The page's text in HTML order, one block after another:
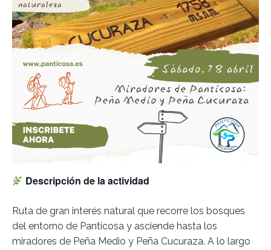
Descripción de la actividad
Ruta de gran interés natural que recorre los bosques
del entorno de Panticosa y asciende hasta los
miradores de Peña Medio y Peña Cucuraza. A lo largo